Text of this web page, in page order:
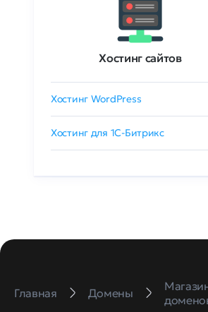
Хостинг сайтов
Хостинг WordPress
Хостинг для 1C-Битрикс
Главная Домены